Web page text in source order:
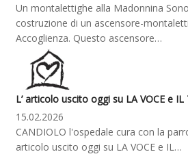
Un montalettighe alla Madonnina
costruzione di un ascensore-
Accoglienza. Questo ascensore…
L’ articolo uscito oggi su LA VOCE e IL
15.02.2026
CANDIOLO l'ospedale cura con la
articolo uscito oggi su LA VOCE e IL…